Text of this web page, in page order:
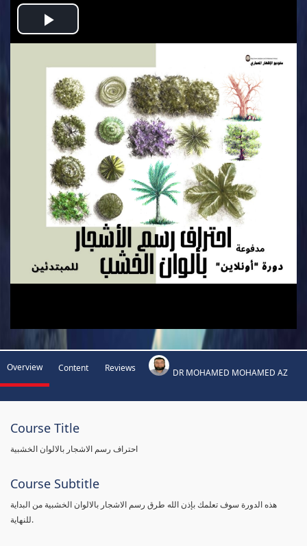
Play
Video
Overview Content Reviews DR MOHAMED MOHAMED AZ
Course Title
احتراف رسم الاشجار بالالوان الخشبية
Course Subtitle
هذه الدورة سوف تعلمك بإذن الله طرق رسم الاشجار بالالوان الخشبية من البداية
للنهاية.